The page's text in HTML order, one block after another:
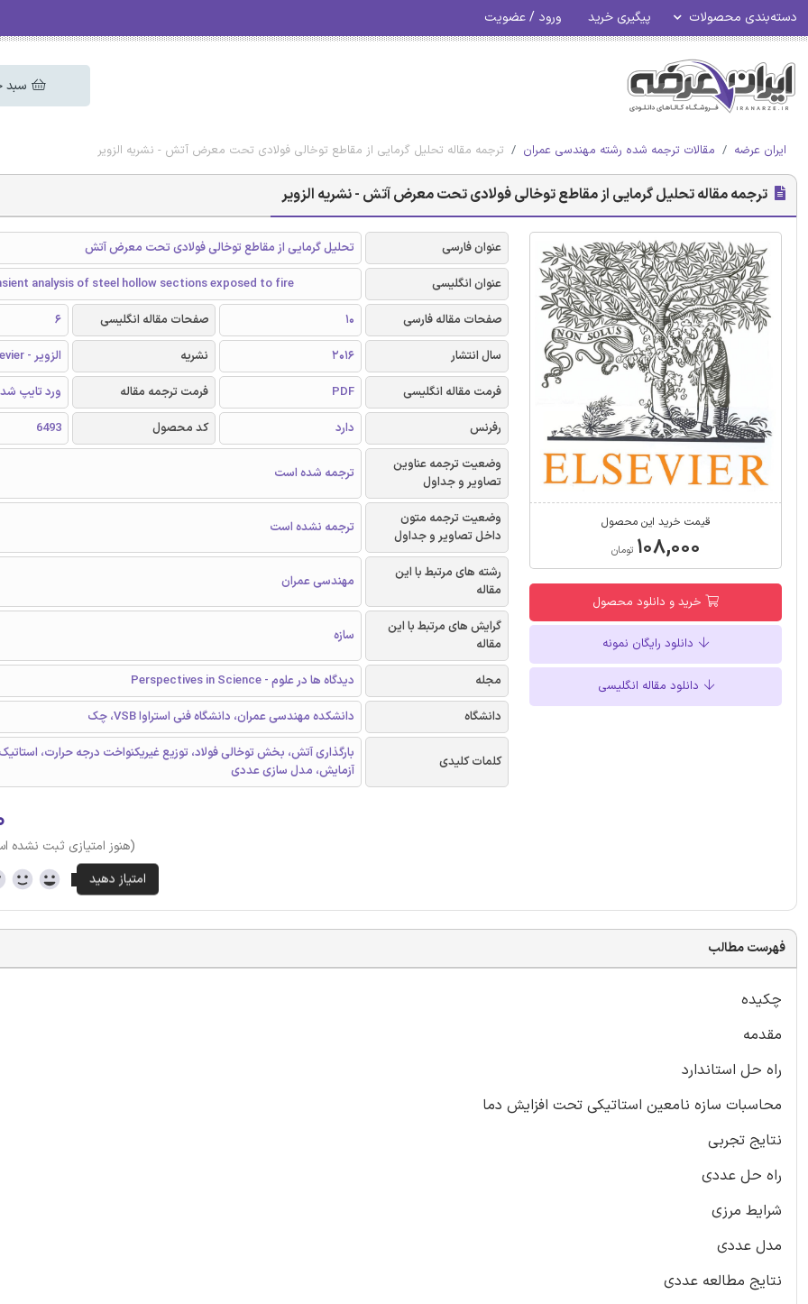
دسته‌بندی محصولات پیگیری خرید ورود / عضویت
سبد
ایران عرضه مقالات ترجمه شده رشته مهندسی عمران ترجمه مقاله تحلیل گرمایی از مقاطع توخالی فولادی تحت معرض آتش - نشریه الزویر
ترجمه مقاله تحلیل گرمایی از مقاطع توخالی فولادی تحت معرض آتش - نشریه الزویر
قیمت خرید این محصول
۱۰۸,۰۰۰ تومان
خرید و دانلود محصول
دانلود رایگان نمونه
دانلود مقاله انگلیسی
عنوان فارسی
تحلیل گرمایی از مقاطع توخالی فولادی تحت معرض آتش
عنوان انگلیسی
analysis of steel hollow sections exposed to fire
صفحات مقاله فارسی
10 صفحات مقاله انگلیسی
6
سال انتشار
2016 نشریه
الزویر - Elsevier
فرمت مقاله انگلیسی
PDF فرمت ترجمه مقاله
ورد تایپ
رفرنس
دارد کد محصول
6493
وضعیت ترجمه عناوین
تصاویر و جداول
ترجمه شده است
وضعیت ترجمه متون
داخل تصاویر و جداول
ترجمه نشده است
رشته های مرتبط با این
مقاله
مهندسی عمران
گرایش های مرتبط با این
مقاله
سازه
مجله
دیدگاه ها در علوم - Perspectives in Science
دانشگاه
دانشکده مهندسی عمران، دانشگاه فنی استراوا VSB، چک
کلمات کلیدی
بارگذاری آتش، بخش توخالی فولاد، توزیع غیریکنواخت درجه حرارت،
آزمایش، مدل سازی عددی
(هنوز امتیازی ثبت نشده
فهرست مطالب
چکیده
مقدمه
راه حل استاندارد
محاسبات سازه نامعین استاتیکی تحت افزایش دما
نتایج تجربی
راه حل عددی
شرایط مرزی
مدل عددی
نتایج مطالعه عددی